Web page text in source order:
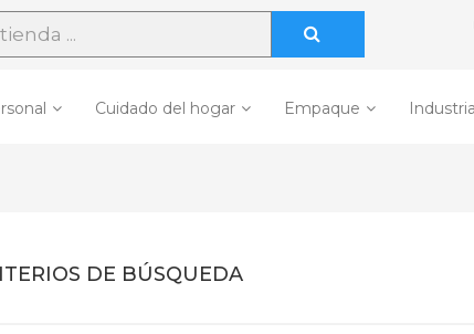
Cuidado del hogar Empaque
DE BÚSQUEDA